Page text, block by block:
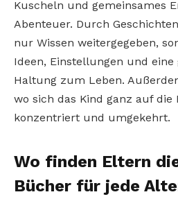
Kuscheln und gemeinsames
Abenteuer. Durch
nur Wissen weitergegeben,
Ideen, Einstellungen und eine
Haltung zum Leben.
wo sich das Kind ganz auf die
konzentriert und umgekehrt.
Wo finden Eltern
Bücher für jede